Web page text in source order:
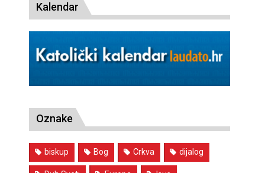
Kalendar
Oznake
biskup Bog Crkva dijalog